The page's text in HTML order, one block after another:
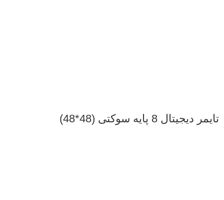
تایمر دیجیتال 8 پایه سوکتی (48*48)